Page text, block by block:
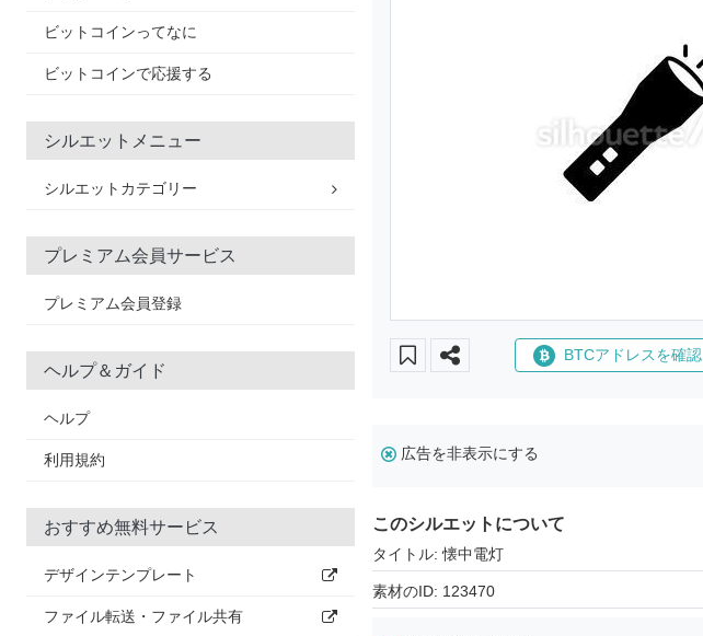
ビットコインってなに
ビットコインで応援する
シルエットメニュー
シルエットカテゴリー
プレミアム会員サービス
プレミアム会員登録
ヘルプ＆ガイド
ヘルプ
利用規約
おすすめ無料サービス
デザインテンプレート
ファイル転送・ファイル共有
BTCアドレスを確認
広告を非表示にする
このシルエットについて
タイトル: 懐中電灯
素材のID: 123470